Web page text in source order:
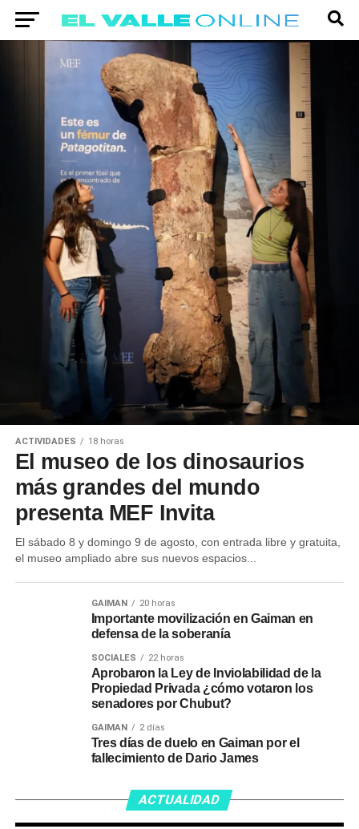
ACTIVIDADES 18 horas
El museo de los dinosaurios
más grandes del mundo
presenta MEF Invita
El sábado 8 y domingo 9 de agosto, con entrada libre y gratuita,
el museo ampliado abre sus nuevos espacios...
GAIMAN 20 horas
Importante movilización en Gaiman en
defensa de la soberanía
SOCIALES 22 horas
Aprobaron la Ley de Inviolabilidad de la
Propiedad Privada ¿cómo votaron los
senadores por Chubut?
GAIMAN 2 días
Tres días de duelo en Gaiman por el
fallecimiento de Dario James
ACTUALIDAD